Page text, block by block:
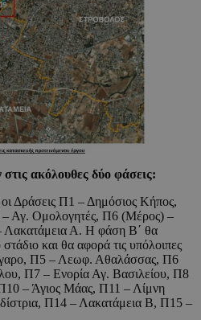
ακόλουθες δύο φάσεις:
Δράσεις Π1 – Δημόσιος Κήπος,
Αγ. Ομολογητές, Π6 (Μέρος) –
Λακατάμεια Α. Η φάση Β΄ θα
και θα αφορά τις υπόλοιπες
Π5 – Λεωφ. Αθαλάσσας, Π6
Π7 – Ενορία Αγ. Βασιλείου, Π8
– Άγιος Μάας, Π11 – Λίμνη
Π14 – Λακατάμεια Β, Π15 –